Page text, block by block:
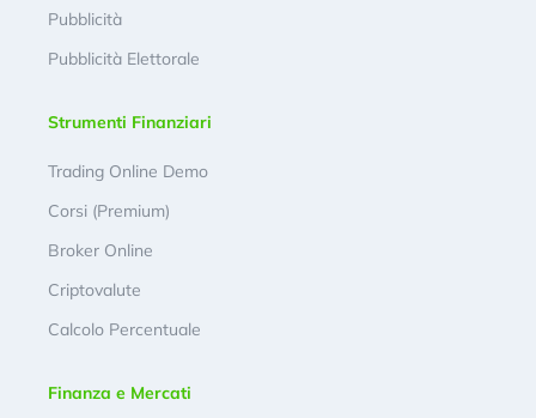
Pubblicità
Pubblicità Elettorale
Strumenti Finanziari
Trading Online Demo
Corsi (Premium)
Broker Online
Criptovalute
Calcolo Percentuale
Finanza e Mercati